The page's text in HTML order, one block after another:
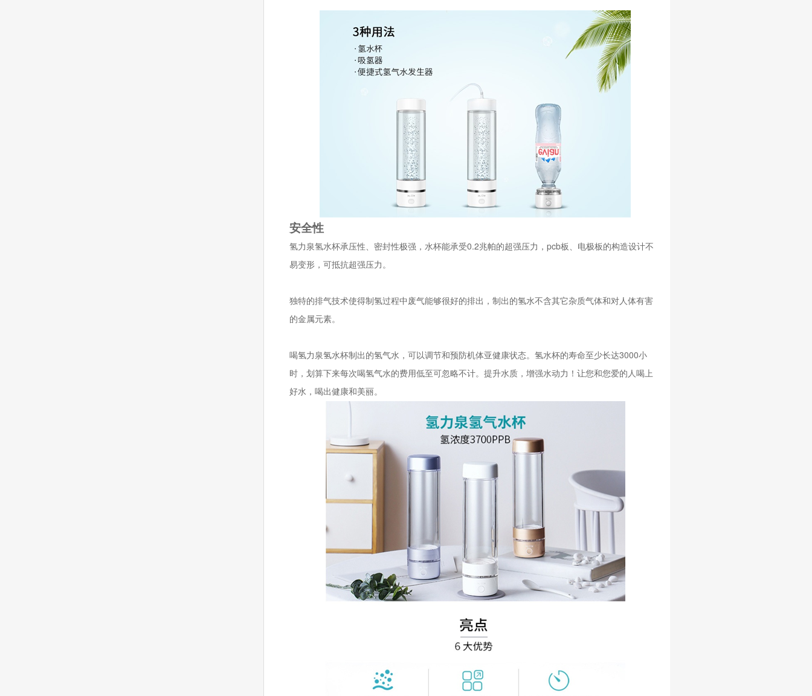
安全性
氢力泉氢水杯承压性、密封性极强，水杯能承受0.2兆帕的超强压力，pcb板、电极板的构造设计不
易变形，可抵抗超强压力。
独特的排气技术使得制氢过程中废气能够很好的排出，制出的氢水不含其它杂质气体和对人体有害
的金属元素。
喝氢力泉氢水杯制出的氢气水，可以调节和预防机体亚健康状态。氢水杯的寿命至少长达3000小
时，划算下来每次喝氢气水的费用低至可忽略不计。提升水质，增强水动力！让您和您爱的人喝上
好水，喝出健康和美丽。